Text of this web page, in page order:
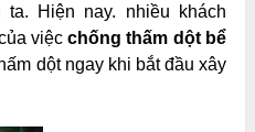
Hiện nay. nhiều khách
việcchống thấm dột bể
dột ngay khi bắt đầu xây